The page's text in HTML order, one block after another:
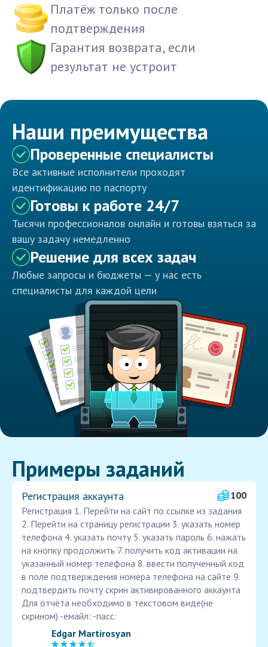
Платёж только после
подтверждения
Гарантия возврата, если
результат не устроит
Наши преимущества
Проверенные специалисты
Все активные исполнители проходят
идентификацию по паспорту
Готовы к работе 24/7
Тысячи профессионалов онлайн и готовы взяться за
вашу задачу немедленно
Решение для всех задач
Любые запросы и бюджеты — у нас есть
специалисты для каждой цели
Примеры заданий
Регистрация аккаунта
100
Регистрация 1. Перейти на сайт по ссылке из задания
2. Перейти на страницу регистрации 3. указать номер
телефона 4. указать почту 5. указать пароль 6. нажать
на кнопку продолжить 7. получить код активации на
указанный номер телефона 8. ввести полученный код
в поле подтверждения номера телефона на сайте 9.
подтвердить почту скрин активированного аккаунта
Для отчёта необходимо в текстовом виде(не
скрином) -емайл: -пасс:
Edgar Martirosyan